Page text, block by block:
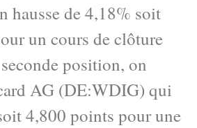
hausse de 4,18% soit
un cours de clôture
position, on
AG (DE:WDIG) qui
4,800 points pour une